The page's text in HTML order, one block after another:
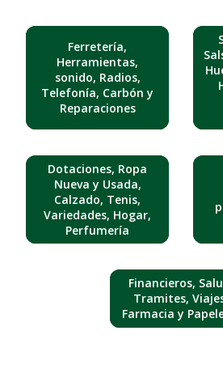
Ferretería,
Herramientas,
sonido, Radios,
Telefonía, Carbón y
Reparaciones
Dotaciones, Ropa
Nueva y Usada,
Calzado, Tenis,
Variedades, Hogar,
Perfumería
Financieros,
Tramites,
Farmacia y